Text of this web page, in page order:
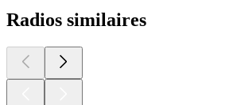
Radios similaires